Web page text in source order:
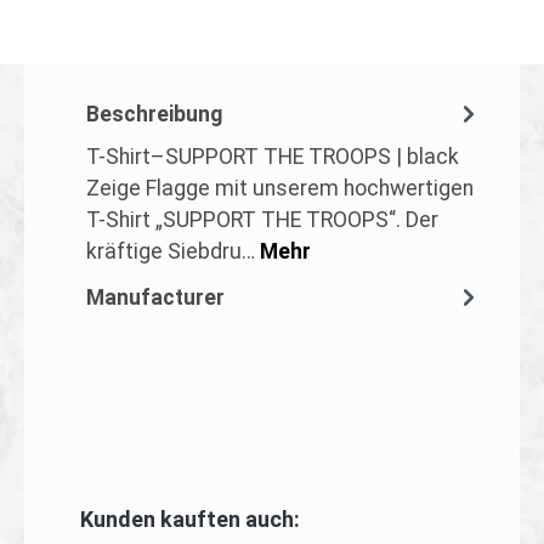
Beschreibung
T-Shirt–SUPPORT THE TROOPS | black
Zeige Flagge mit unserem hochwertigen
T-Shirt „SUPPORT THE TROOPS“. Der
kräftige Siebdru… Mehr
Manufacturer
Produktgalerie überspringen
Kunden kauften auch: